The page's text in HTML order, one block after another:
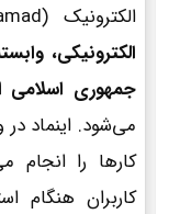
الکترونیک (E-Namad) توسط م
الکترونیکی،
جمهوری اسلامی
می‌شود. اینماد
کارها را
کاربران هنگام